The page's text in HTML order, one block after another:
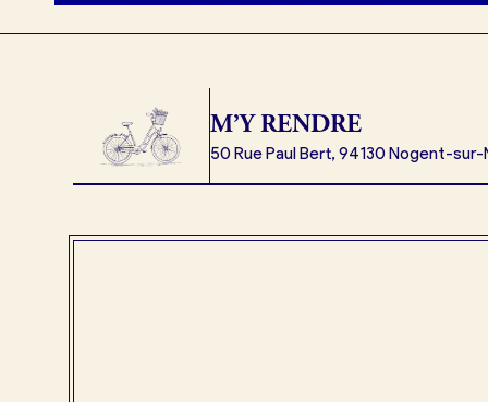
M’Y RENDRE
50 Rue Paul Bert, 94130 Nogent-sur-